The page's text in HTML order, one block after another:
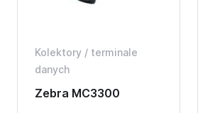
Kolektory / terminale
danych
Zebra MC3300